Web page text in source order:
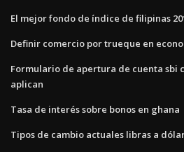
El mejor fondo de índice de filipinas
Definir comercio por trueque en
Formulario de apertura de cuenta sbi
aplican
Tasa de interés sobre bonos en ghana
Tipos de cambio actuales libras a